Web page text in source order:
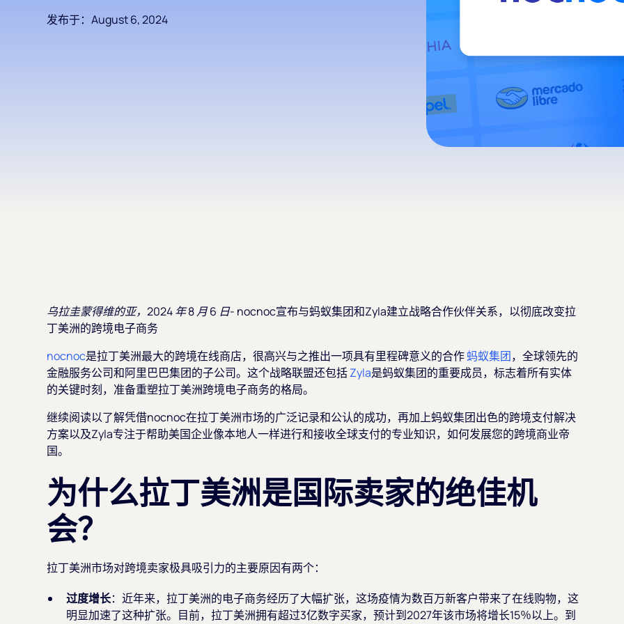
发布于：August 6, 2024
乌拉圭蒙得维的亚，2024 年 8 月 6 日- nocnoc宣布与蚂蚁集团和Zyla建立战略合作伙伴关系，以彻底改变拉
丁美洲的跨境电子商务
nocnoc是拉丁美洲最大的跨境在线商店，很高兴与之推出一项具有里程碑意义的合作蚂蚁集团，全球领先的
金融服务公司和阿里巴巴集团的子公司。这个战略联盟还包括Zyla是蚂蚁集团的重要成员，标志着所有实体
的关键时刻，准备重塑拉丁美洲跨境电子商务的格局。
继续阅读以了解凭借nocnoc在拉丁美洲市场的广泛记录和公认的成功，再加上蚂蚁集团出色的跨境支付解决
方案以及Zyla专注于帮助美国企业像本地人一样进行和接收全球支付的专业知识，如何发展您的跨境商业帝
国。
为什么拉丁美洲是国际卖家的绝佳机
会？
拉丁美洲市场对跨境卖家极具吸引力的主要原因有两个：
过度增长：近年来，拉丁美洲的电子商务经历了大幅扩张，这场疫情为数百万新客户带来了在线购物，这
明显加速了这种扩张。目前，拉丁美洲拥有超过3亿数字买家，预计到2027年该市场将增长15％以上。到